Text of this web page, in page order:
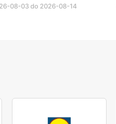
08-03 do 2026-08-14